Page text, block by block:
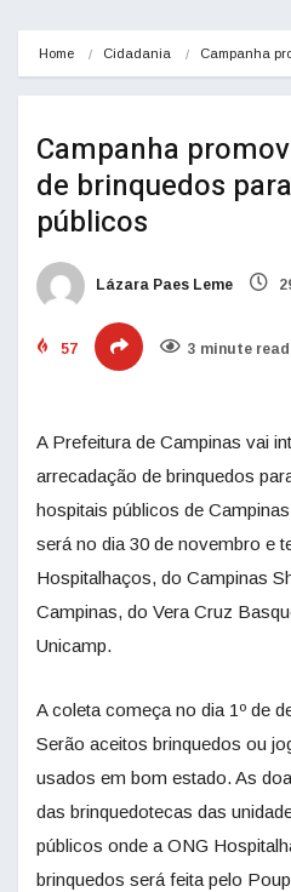
Home Cidadania Campanha
Campanha
de brinquedos
públicos
Lázara Paes Leme
57 3 minute read
A Prefeitura de Campinas vai
arrecadação de brinquedos
hospitais públicos de
será no dia 30 de novembro e
Hospitalhaços, do Campinas
Campinas, do Vera Cruz
Unicamp.
A coleta começa no dia 1º de
Serão aceitos brinquedos ou
usados em bom estado. As
das brinquedotecas das
públicos onde a ONG
brinquedos será feita pelo